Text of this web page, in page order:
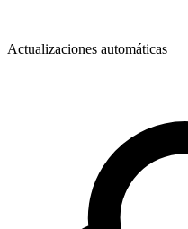
Actualizaciones automáticas